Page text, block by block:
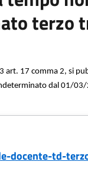
terzo
art. 17 comma 2, si
dal 01/
docente-td-